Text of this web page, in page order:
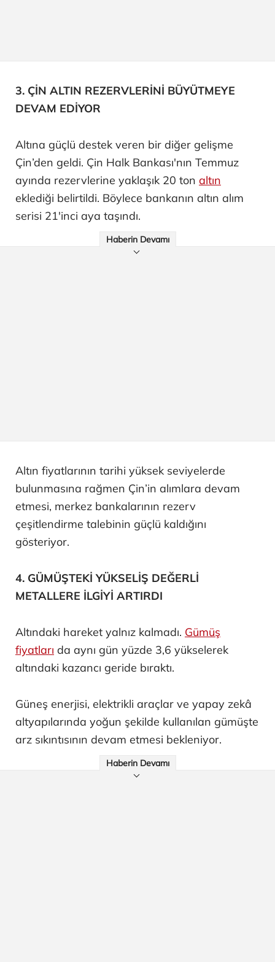
3. ÇİN ALTIN REZERVLERİNİ BÜYÜTMEYE
DEVAM EDİYOR
Altına güçlü destek veren bir diğer gelişme
Çin’den geldi. Çin Halk Bankası'nın Temmuz
ayında rezervlerine yaklaşık 20 ton altın
eklediği belirtildi. Böylece bankanın altın alım
serisi 21'inci aya taşındı.
Haberin Devamı
Altın fiyatlarının tarihi yüksek seviyelerde
bulunmasına rağmen Çin’in alımlara devam
etmesi, merkez bankalarının rezerv
çeşitlendirme talebinin güçlü kaldığını
gösteriyor.
4. GÜMÜŞTEKİ YÜKSELİŞ DEĞERLİ
METALLERE İLGİYİ ARTIRDI
Altındaki hareket yalnız kalmadı. Gümüş
fiyatları da aynı gün yüzde 3,6 yükselerek
altındaki kazancı geride bıraktı.
Güneş enerjisi, elektrikli araçlar ve yapay zekâ
altyapılarında yoğun şekilde kullanılan gümüşte
arz sıkıntısının devam etmesi bekleniyor.
Haberin Devamı